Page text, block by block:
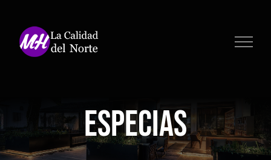
contenido
Especias